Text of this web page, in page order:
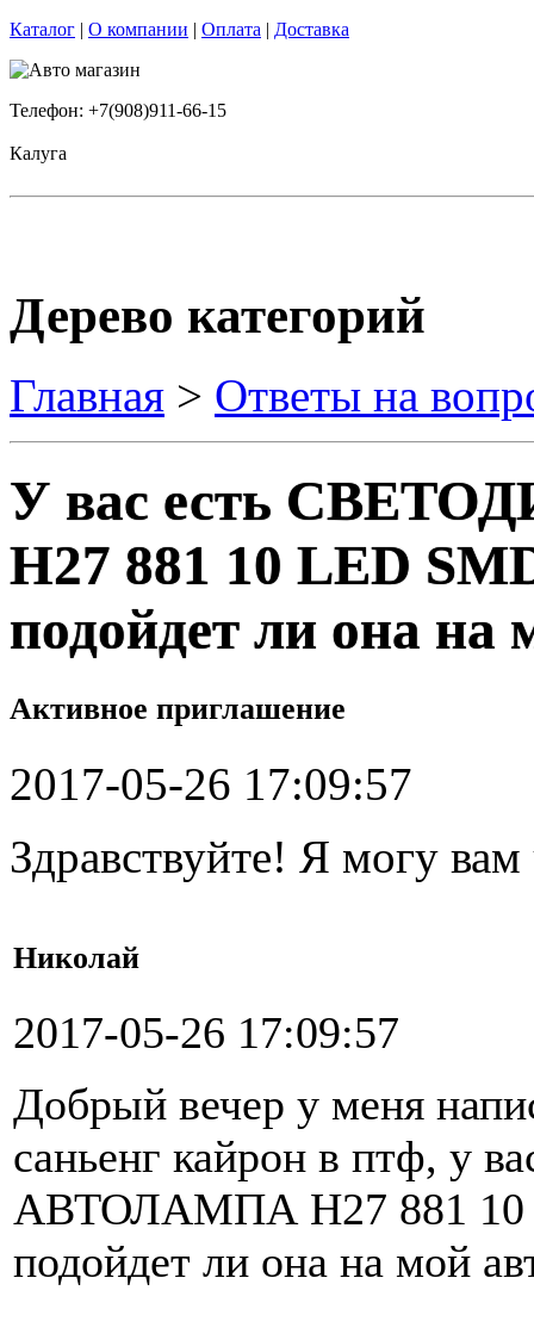
Каталог | О компании | Оплата | Доставка
Телефон: +7(908)911-66-15
Калуга
Дерево категорий
Главная > Ответы на
У вас есть
H27 881 10 LED
подойдет ли она на
Активное приглашение
2017-05-26 17:09:57
Здравствуйте! Я могу
Николай
2017-05-26 17:09:57
Добрый вечер у меня
саньенг кайрон в птф,
АВТОЛАМПА H27 881 10
подойдет ли она на мой